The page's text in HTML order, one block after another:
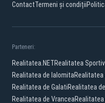
ContactTermeni și condiții
Parteneri:
Realitatea.NETRealitatea
Realitatea de IalomitaRealitatea
Realitatea de GalatiRealitatea
Realitatea de Vrancea